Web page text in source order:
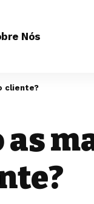
Nós
cliente?
as